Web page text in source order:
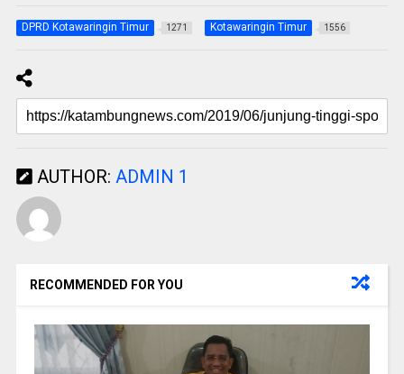
DPRD Kotawaringin Timur 1271 Kotawaringin Timur 1556
AUTHOR: ADMIN 1
RECOMMENDED FOR YOU